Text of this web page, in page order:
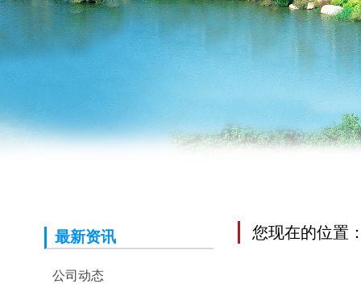
最新资讯
公司动态
您现在的位置